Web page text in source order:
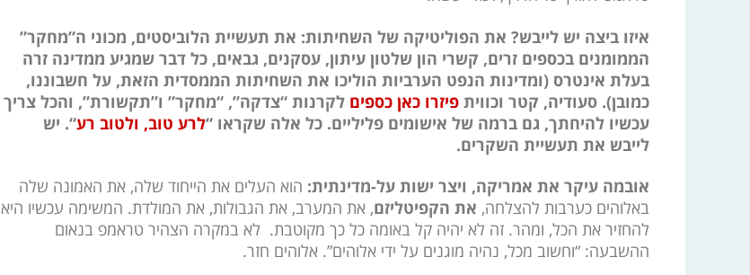
איזו ביצה יש לייבש? את הפוליטיקה של השחיתות: את תעשיית הלוביסטים, מכוני ה”מחקר”
הממומנים בכספים זרים, קשרי הון שלטון עיתון, עסקנים, גבאים, כל דבר שמגיע ממדינה זרה
בעלת אינטרס (ומדינות הנפט הערביות הוליכו את השחיתות הממסדית הזאת, על חשבוננו,
כמובן). סעודיה, קטר וכווית פיזרו כאן כספים לקרנות “צדקה”, “מחקר” ו”תקשורת”, והכל צריך
עכשיו להיחתך, גם ברמה של אישומים פליליים. כל אלה שקראו “לרע טוב, ולטוב רע“. יש
לייבש את תעשיית השקרים.
אובמה עיקר את אמריקה, ויצר ישות על-מדינתית: הוא העלים את הייחוד שלה, את האמונה שלה
באלוהים כערבות להצלחה, את הקפיטליזם, את המערב, את הגבולות, את המולדת. המשימה עכשיו היא
להחזיר את הכל, ומהר. זה לא יהיה קל באומה כל כך מקוטבת. לא במקרה הצהיר טראמפ בנאום
ההשבעה: “וחשוב מכל, נהיה מוגנים על ידי אלוהים”. אלוהים חזר.